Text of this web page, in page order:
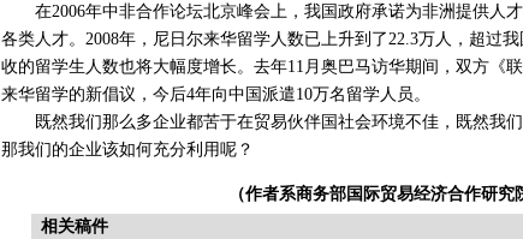
在2006年中非合作论坛北京峰会上，我国政府承诺为非洲提供人才
各类人才。2008年，尼日尔来华留学人数已上升到了22.3万人，超过
收的留学生人数也将大幅度增长。去年11月奥巴马访华期间，双方《
来华留学的新倡议，今后4年向中国派遣10万名留学人员。
既然我们那么多企业都苦于在贸易伙伴国社会环境不佳，既然我们
那我们的企业该如何充分利用呢？
（作者系商务部国际贸易经济合作研究
相关稿件